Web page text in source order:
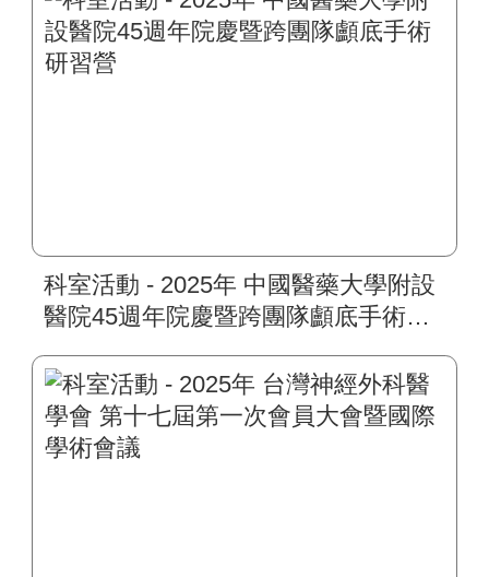
科室活動 - 2025年 中國醫藥大學附設
醫院45週年院慶暨跨團隊顱底手術研